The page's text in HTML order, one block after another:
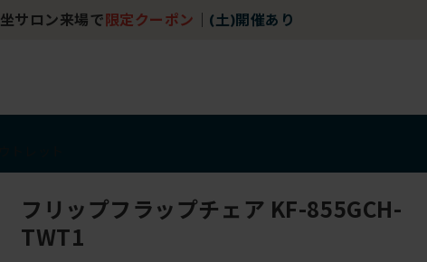
坐サロン来場で 限定クーポン (土)開催あり
フリップフラップチェア KF-855GCH-
TWT1